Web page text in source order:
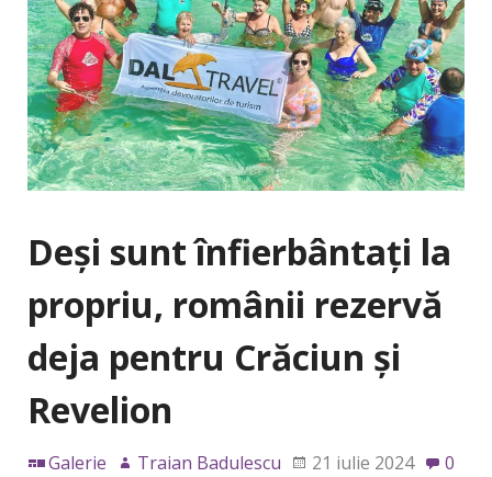
Deși sunt înfierbântați la
propriu, românii rezervă
deja pentru Crăciun și
Revelion
Galerie Traian Badulescu 21 iulie 2024 0